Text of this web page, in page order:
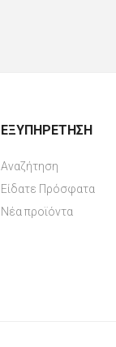
ΕΞΥΠΗΡΈΤΗΣΗ
Αναζήτηση
Είδατε Πρόσφατα
Νέα προϊόντα